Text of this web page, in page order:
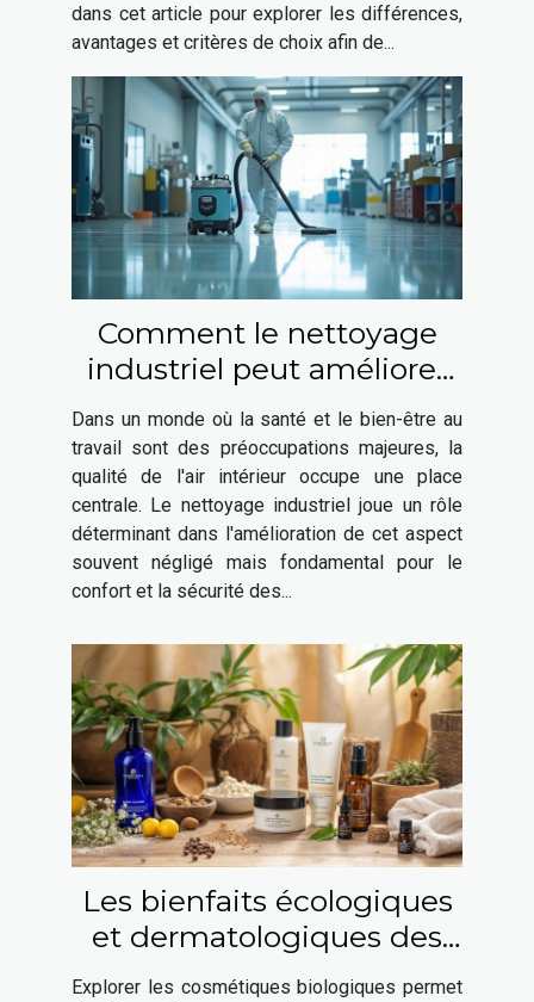
dans cet article pour explorer les différences,
avantages et critères de choix afin de...
Comment le nettoyage
industriel peut améliorer
la qualité de l'air intérieur
?
Dans un monde où la santé et le bien-être au
travail sont des préoccupations majeures, la
qualité de l'air intérieur occupe une place
centrale. Le nettoyage industriel joue un rôle
déterminant dans l'amélioration de cet aspect
souvent négligé mais fondamental pour le
confort et la sécurité des...
Les bienfaits écologiques
et dermatologiques des
cosmétiques biologiques
Explorer les cosmétiques biologiques permet